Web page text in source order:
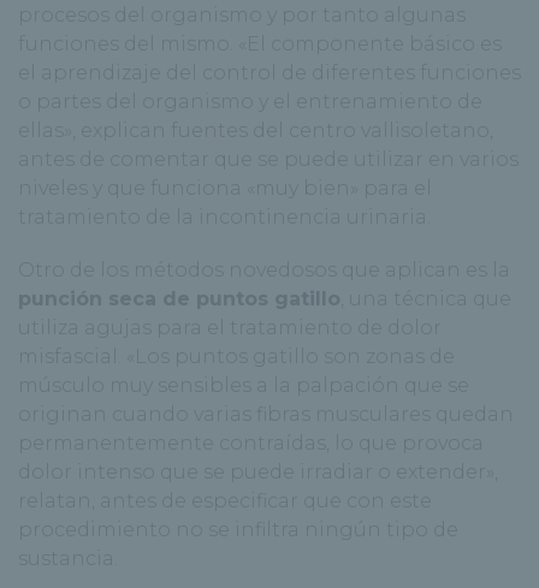
procesos del organismo y por tanto algunas
funciones del mismo. «El componente básico es
el aprendizaje del control de diferentes funciones
o partes del organismo y el entrenamiento de
ellas», explican fuentes del centro vallisoletano,
antes de comentar que se puede utilizar en varios
niveles y que funciona «muy bien» para el
tratamiento de la incontinencia urinaria.
Otro de los métodos novedosos que aplican es la
punción seca de puntos gatillo , una técnica que
utiliza agujas para el tratamiento de dolor
misfascial. «Los puntos gatillo son zonas de
músculo muy sensibles a la palpación que se
originan cuando varias fibras musculares quedan
permanentemente contraídas, lo que provoca
dolor intenso que se puede irradiar o extender»,
relatan, antes de especificar que con este
procedimiento no se infiltra ningún tipo de
sustancia.